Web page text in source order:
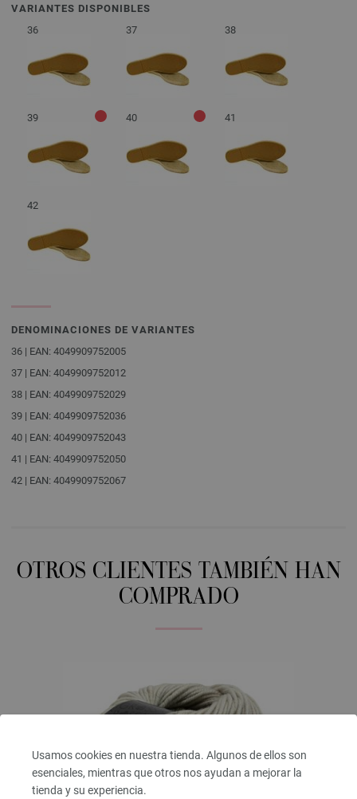
Usamos cookies en nuestra tienda. Algunos de ellos son
esenciales, mientras que otros nos ayudan a mejorar la
tienda y su experiencia.
VARIANTES DISPONIBLES
36
37 38
39 40 41
42
DENOMINACIONES DE VARIANTES
36 | EAN: 4049909752005
37 | EAN: 4049909752012
38 | EAN: 4049909752029
39 | EAN: 4049909752036
40 | EAN: 4049909752043
41 | EAN: 4049909752050
42 | EAN: 4049909752067
OTROS CLIENTES TAMBIÉN HAN
COMPRADO